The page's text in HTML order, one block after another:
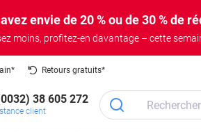
envie de 20 % ou de 30 % de
moins, profitez-en davantage – cette
Retours gratuits*
38 605 272
client